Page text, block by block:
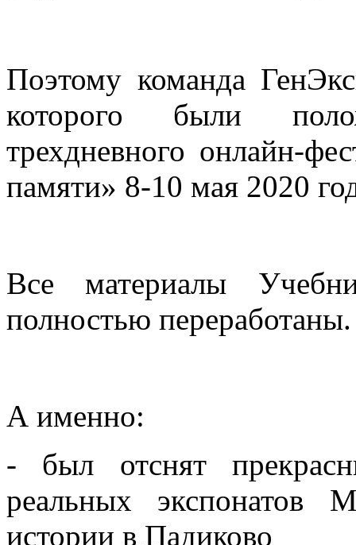
Поэтому команда
которого были
трехдневного онлайн-
памяти» 8-10 мая 2020
Все материалы
полностью переработаны.
А именно:
- был отснят
реальных экспонатов
истории в Падиково